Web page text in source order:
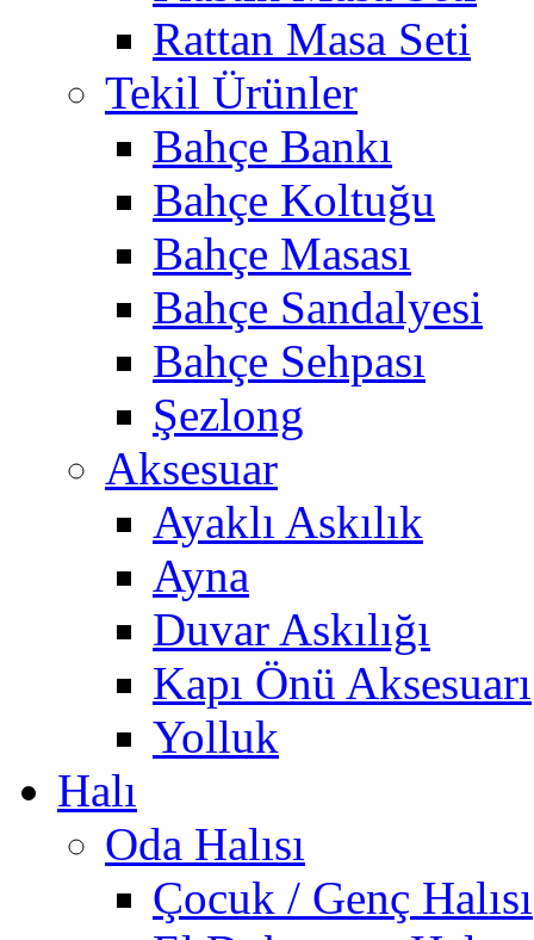
Rattan Masa Seti
Tekil Ürünler
Bahçe Bankı
Bahçe Koltuğu
Bahçe Masası
Bahçe Sandalyesi
Bahçe Sehpası
Şezlong
Aksesuar
Ayaklı Askılık
Ayna
Duvar Askılığı
Kapı Önü Aksesuarı
Yolluk
Halı
Oda Halısı
Çocuk / Genç Halısı